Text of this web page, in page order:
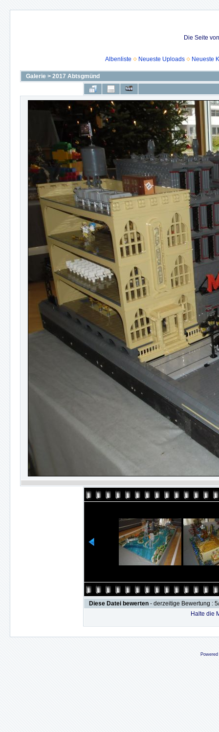
Die Seite
Albenliste Neueste Uploads Neueste
Galerie > 2017 Abtsgmünd
Diese Datei bewerten - derzeitige Bewertung :
Halte die